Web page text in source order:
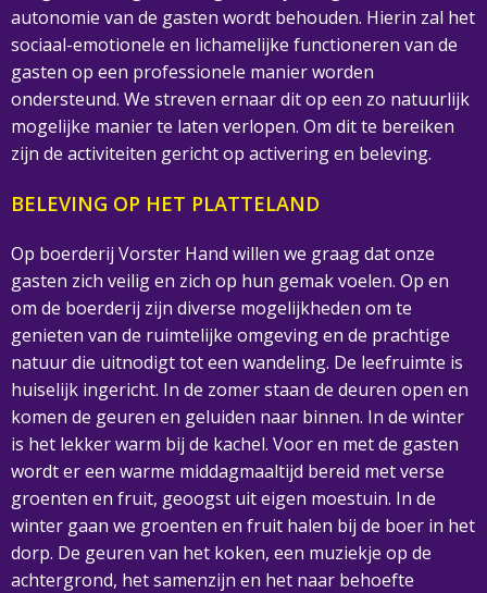
autonomie van de gasten wordt behouden. Hierin zal het
sociaal-emotionele en lichamelijke functioneren van de
gasten op een professionele manier worden
ondersteund. We streven ernaar dit op een zo natuurlijk
mogelijke manier te laten verlopen. Om dit te bereiken
zijn de activiteiten gericht op activering en beleving.
BELEVING OP HET PLATTELAND
Op boerderij Vorster Hand willen we graag dat onze
gasten zich veilig en zich op hun gemak voelen. Op en
om de boerderij zijn diverse mogelijkheden om te
genieten van de ruimtelijke omgeving en de prachtige
natuur die uitnodigt tot een wandeling. De leefruimte is
huiselijk ingericht. In de zomer staan de deuren open en
komen de geuren en geluiden naar binnen. In de winter
is het lekker warm bij de kachel. Voor en met de gasten
wordt er een warme middagmaaltijd bereid met verse
groenten en fruit, geoogst uit eigen moestuin. In de
winter gaan we groenten en fruit halen bij de boer in het
dorp. De geuren van het koken, een muziekje op de
achtergrond, het samenzijn en het naar behoefte